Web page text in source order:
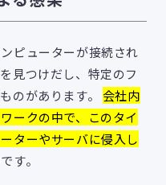
ピューターが接続され
見つけだし、特定のフ
のがあります。 会社内
ークの中で、このタイ
ターやサーバに侵入し
す。